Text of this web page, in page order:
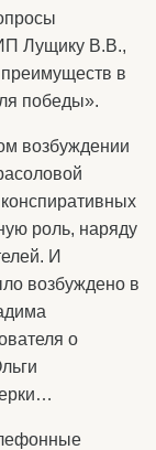
Лущику В.В.,
в
победы».
возбуждении
роль, наряду
И
возбуждено в
о